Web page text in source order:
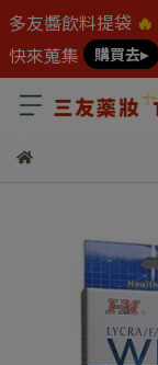
多友醬飲料提袋 🔥
快來蒐集
購買去▸